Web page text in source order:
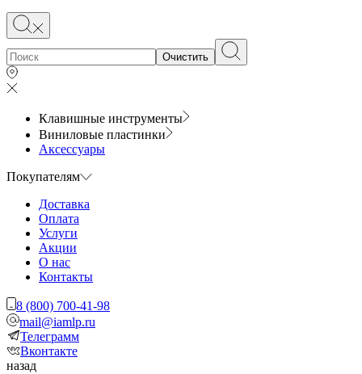
Очистить
Клавишные инструменты
Виниловые пластинки
Аксессуары
Покупателям
Доставка
Оплата
Услуги
Акции
О нас
Контакты
8 (800) 700-41-98
mail@iamlp.ru
Телеграмм
Вконтакте
назад